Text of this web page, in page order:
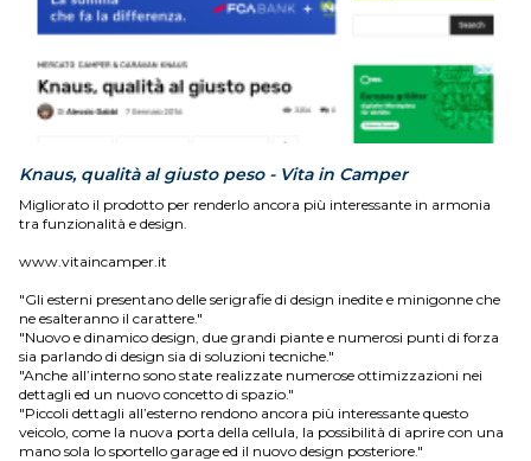
Knaus, qualità al giusto peso - Vita in Camper
Migliorato il prodotto per renderlo ancora più interessante in armonia
tra funzionalità e design.
www.vitaincamper.it
"Gli esterni presentano delle serigrafie di design inedite e minigonne che
ne esalteranno il carattere."
"Nuovo e dinamico design, due grandi piante e numerosi punti di forza
sia parlando di design sia di soluzioni tecniche."
"Anche all’interno sono state realizzate numerose ottimizzazioni nei
dettagli ed un nuovo concetto di spazio."
"Piccoli dettagli all’esterno rendono ancora più interessante questo
veicolo, come la nuova porta della cellula, la possibilità di aprire con una
mano sola lo sportello garage ed il nuovo design posteriore."